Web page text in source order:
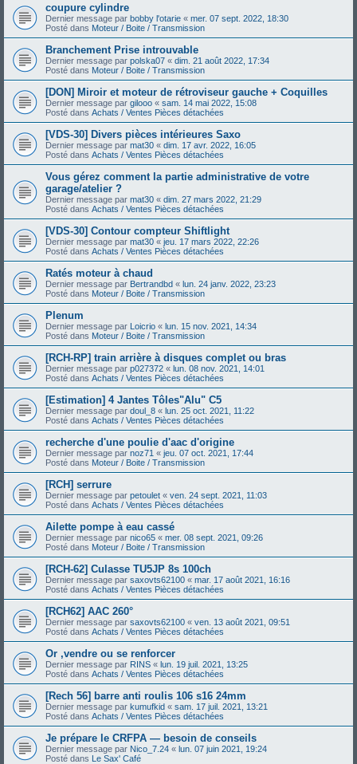
coupure cylindre
Dernier message par bobby l'otarie « mer. 07 sept. 2022, 18:30
Posté dans Moteur / Boite / Transmission
Branchement Prise introuvable
Dernier message par polska07 « dim. 21 août 2022, 17:34
Posté dans Moteur / Boite / Transmission
[DON] Miroir et moteur de rétroviseur gauche + Coquilles
Dernier message par gilooo « sam. 14 mai 2022, 15:08
Posté dans Achats / Ventes Pièces détachées
[VDS-30] Divers pièces intérieures Saxo
Dernier message par mat30 « dim. 17 avr. 2022, 16:05
Posté dans Achats / Ventes Pièces détachées
Vous gérez comment la partie administrative de votre
garage/atelier ?
Dernier message par mat30 « dim. 27 mars 2022, 21:29
Posté dans Achats / Ventes Pièces détachées
[VDS-30] Contour compteur Shiftlight
Dernier message par mat30 « jeu. 17 mars 2022, 22:26
Posté dans Achats / Ventes Pièces détachées
Ratés moteur à chaud
Dernier message par Bertrandbd « lun. 24 janv. 2022, 23:23
Posté dans Moteur / Boite / Transmission
Plenum
Dernier message par Loicrio « lun. 15 nov. 2021, 14:34
Posté dans Moteur / Boite / Transmission
[RCH-RP] train arrière à disques complet ou bras
Dernier message par p027372 « lun. 08 nov. 2021, 14:01
Posté dans Achats / Ventes Pièces détachées
[Estimation] 4 Jantes Tôles"Alu" C5
Dernier message par doul_8 « lun. 25 oct. 2021, 11:22
Posté dans Achats / Ventes Pièces détachées
recherche d'une poulie d'aac d'origine
Dernier message par noz71 « jeu. 07 oct. 2021, 17:44
Posté dans Moteur / Boite / Transmission
[RCH] serrure
Dernier message par petoulet « ven. 24 sept. 2021, 11:03
Posté dans Achats / Ventes Pièces détachées
Ailette pompe à eau cassé
Dernier message par nico65 « mer. 08 sept. 2021, 09:26
Posté dans Moteur / Boite / Transmission
[RCH-62] Culasse TU5JP 8s 100ch
Dernier message par saxovts62100 « mar. 17 août 2021, 16:16
Posté dans Achats / Ventes Pièces détachées
[RCH62] AAC 260°
Dernier message par saxovts62100 « ven. 13 août 2021, 09:51
Posté dans Achats / Ventes Pièces détachées
Or ,vendre ou se renforcer
Dernier message par RINS « lun. 19 juil. 2021, 13:25
Posté dans Achats / Ventes Pièces détachées
[Rech 56] barre anti roulis 106 s16 24mm
Dernier message par kumufkid « sam. 17 juil. 2021, 13:21
Posté dans Achats / Ventes Pièces détachées
Je prépare le CRFPA — besoin de conseils
Dernier message par Nico_7.24 « lun. 07 juin 2021, 19:24
Posté dans Le Sax' Café